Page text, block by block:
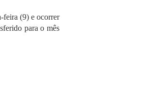
feira (9) e ocorrer
para o mês